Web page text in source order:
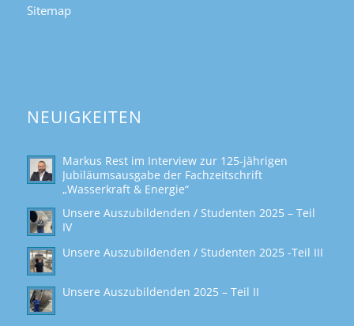
Sitemap
NEUIGKEITEN
Markus Rest im Interview zur 125-jährigen
Jubiläumsausgabe der Fachzeitschrift
„Wasserkraft & Energie“
Unsere Auszubildenden / Studenten 2025 – Teil
IV
Unsere Auszubildenden / Studenten 2025 -Teil III
Unsere Auszubildenden 2025 – Teil II